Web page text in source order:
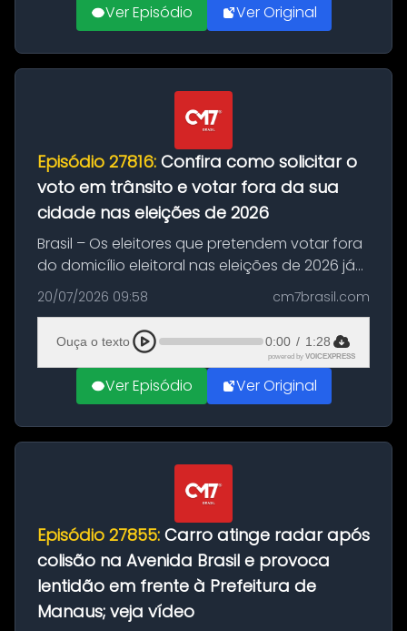
Ver Episódio Ver Original
Episódio 27816: Confira como solicitar o
voto em trânsito e votar fora da sua
cidade nas eleições de 2026
Brasil – Os eleitores que pretendem votar fora
do domicílio eleitoral nas eleições de 2026 já
podem solicitar o voto em trânsito a partir
desta segunda-feira (20). O pedido pode ser
feito até 20 de ag...
20/07/2026 09:58 cm7brasil.com
Ouça o texto 0:00 / 1:28
powered by VOICEXPRESS
Ver Episódio Ver Original
Episódio 27855: Carro atinge radar após
colisão na Avenida Brasil e provoca
lentidão em frente à Prefeitura de
Manaus; veja vídeo